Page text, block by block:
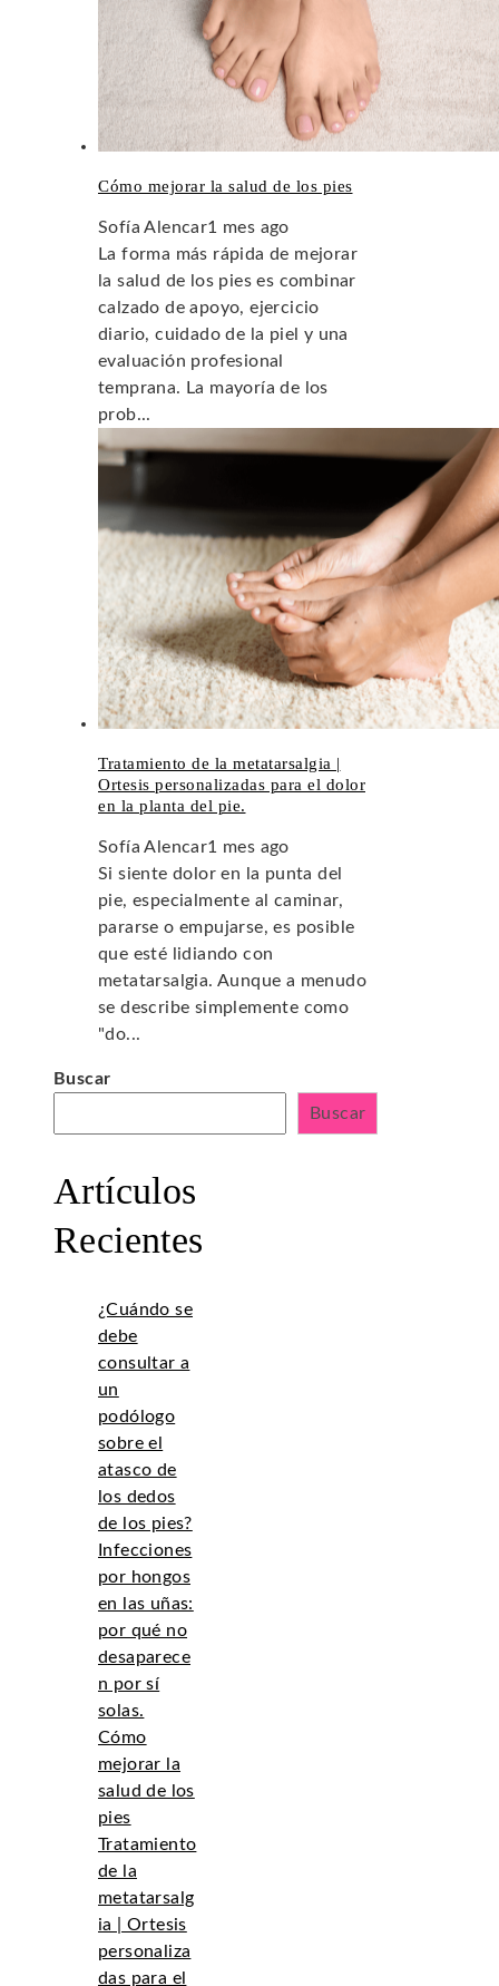
Cómo mejorar la salud de los pies
Sofía Alencar1 mes ago
La forma más rápida de mejorar
la salud de los pies es combinar
calzado de apoyo, ejercicio
diario, cuidado de la piel y una
evaluación profesional
temprana. La mayoría de los
prob...
Tratamiento de la metatarsalgia |
Ortesis personalizadas para el dolor
en la planta del pie.
Sofía Alencar1 mes ago
Si siente dolor en la punta del
pie, especialmente al caminar,
pararse o empujarse, es posible
que esté lidiando con
metatarsalgia. Aunque a menudo
se describe simplemente como
"do...
Buscar
Buscar
Artículos
Recientes
¿Cuándo se
debe
consultar a
un
podólogo
sobre el
atasco de
los dedos
de los pies?
Infecciones
por hongos
en las uñas:
por qué no
desaparece
n por sí
solas.
Cómo
mejorar la
salud de los
pies
Tratamiento
de la
metatarsalg
ia | Ortesis
personaliza
das para el